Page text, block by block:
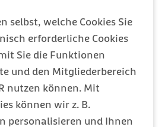
selbst, welche Cookies Sie
erforderliche Cookies
Sie die Funktionen
und den Mitgliederbereich
nutzen können. Mit
können wir z. B.
personalisieren und Ihnen
Meine Barmerper Web
Transparenz, wenn es
der Kompass-Funktion
verfolgen und
Sie haben volle
bekommen zusätzlich